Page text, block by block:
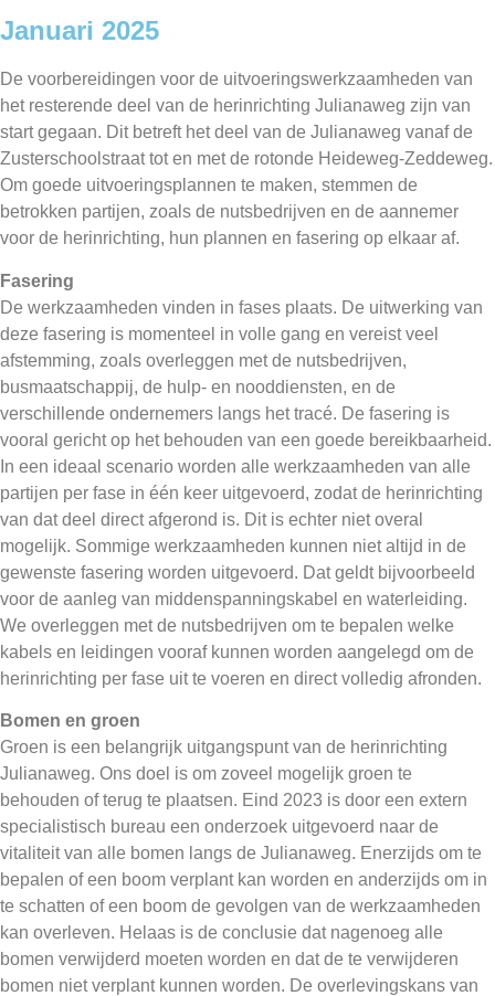
Januari 2025
De voorbereidingen voor de uitvoeringswerkzaamheden van
het resterende deel van de herinrichting Julianaweg zijn van
start gegaan. Dit betreft het deel van de Julianaweg vanaf de
Zusterschoolstraat tot en met de rotonde Heideweg-Zeddeweg.
Om goede uitvoeringsplannen te maken, stemmen de
betrokken partijen, zoals de nutsbedrijven en de aannemer
voor de herinrichting, hun plannen en fasering op elkaar af.
Fasering
De werkzaamheden vinden in fases plaats. De uitwerking van
deze fasering is momenteel in volle gang en vereist veel
afstemming, zoals overleggen met de nutsbedrijven,
busmaatschappij, de hulp- en nooddiensten, en de
verschillende ondernemers langs het tracé. De fasering is
vooral gericht op het behouden van een goede bereikbaarheid.
In een ideaal scenario worden alle werkzaamheden van alle
partijen per fase in één keer uitgevoerd, zodat de herinrichting
van dat deel direct afgerond is. Dit is echter niet overal
mogelijk. Sommige werkzaamheden kunnen niet altijd in de
gewenste fasering worden uitgevoerd. Dat geldt bijvoorbeeld
voor de aanleg van middenspanningskabel en waterleiding.
We overleggen met de nutsbedrijven om te bepalen welke
kabels en leidingen vooraf kunnen worden aangelegd om de
herinrichting per fase uit te voeren en direct volledig afronden.
Bomen en groen
Groen is een belangrijk uitgangspunt van de herinrichting
Julianaweg. Ons doel is om zoveel mogelijk groen te
behouden of terug te plaatsen. Eind 2023 is door een extern
specialistisch bureau een onderzoek uitgevoerd naar de
vitaliteit van alle bomen langs de Julianaweg. Enerzijds om te
bepalen of een boom verplant kan worden en anderzijds om in
te schatten of een boom de gevolgen van de werkzaamheden
kan overleven. Helaas is de conclusie dat nagenoeg alle
bomen verwijderd moeten worden en dat de te verwijderen
bomen niet verplant kunnen worden. De overlevingskans van